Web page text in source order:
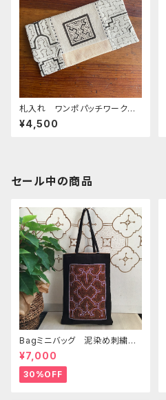
札入れ ワンポパッチワーク
シピボ族の泥染め
¥4,500
セール中の商品
Bagミニバッグ 泥染め刺繍
20x28cm iPadケース お出
かけバッグ 先住民族 工芸
手刺繍 Shipibo bag 手仕事
¥7,000
30%OFF